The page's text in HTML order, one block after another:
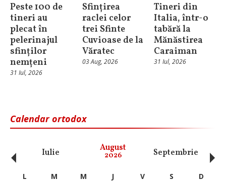
Peste 100 de
tineri au
plecat în
pelerinajul
sfinților
nemțeni
31 Iul, 2026
Sfințirea
raclei celor
trei Sfinte
Cuvioase de la
Văratec
03 Aug, 2026
Tineri din
Italia, într-o
tabără la
Mănăstirea
Caraiman
31 Iul, 2026
Calendar ortodox
Iulie August
2026 Septembrie
‹ L M M J V S
D